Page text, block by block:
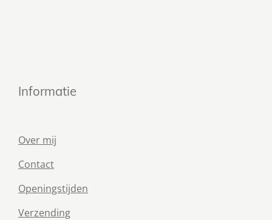
Informatie
Over mij
Contact
Openingstijden
Verzending